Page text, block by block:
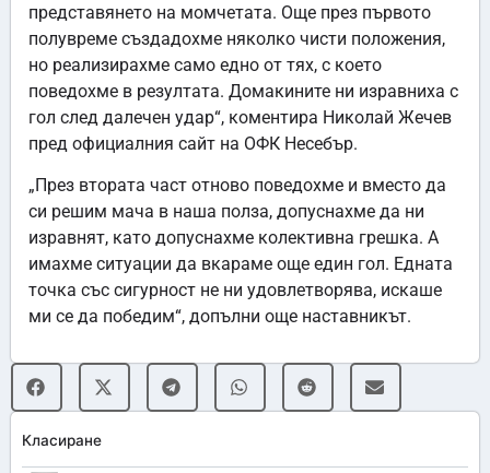
Класиране
представянето на момчетата. Още през първото
полувреме създадохме няколко чисти положения,
но реализирахме само едно от тях, с което
поведохме в резултата. Домакините ни изравниха с
гол след далечен удар“, коментира Николай Жечев
пред официалния сайт на ОФК Несебър.
„През втората част отново поведохме и вместо да
си решим мача в наша полза, допуснахме да ни
изравнят, като допуснахме колективна грешка. А
имахме ситуации да вкараме още един гол. Едната
точка със сигурност не ни удовлетворява, искаше
ми се да победим“, допълни още наставникът.